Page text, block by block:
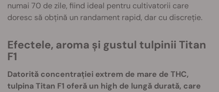
numai 70 de zile, fiind ideal pentru cultivatorii care
doresc să obțină un randament rapid, dar cu discreție.
Efectele, aroma și gustul tulpinii Titan
F1
Datorită concentrației extrem de mare de THC,
tulpina Titan F1 oferă un high de lungă durată, care